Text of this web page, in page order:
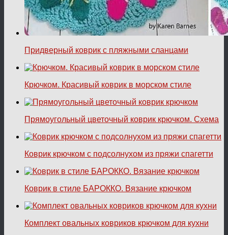
Придверный коврик с пляжными сланцами
Крючком. Красивый коврик в морском стиле
Прямоугольный цветочный коврик крючком. Схема
Коврик крючком с подсолнухом из пряжи спагетти
Коврик в стиле БАРОККО. Вязание крючком
Комплект овальных ковриков крючком для кухни